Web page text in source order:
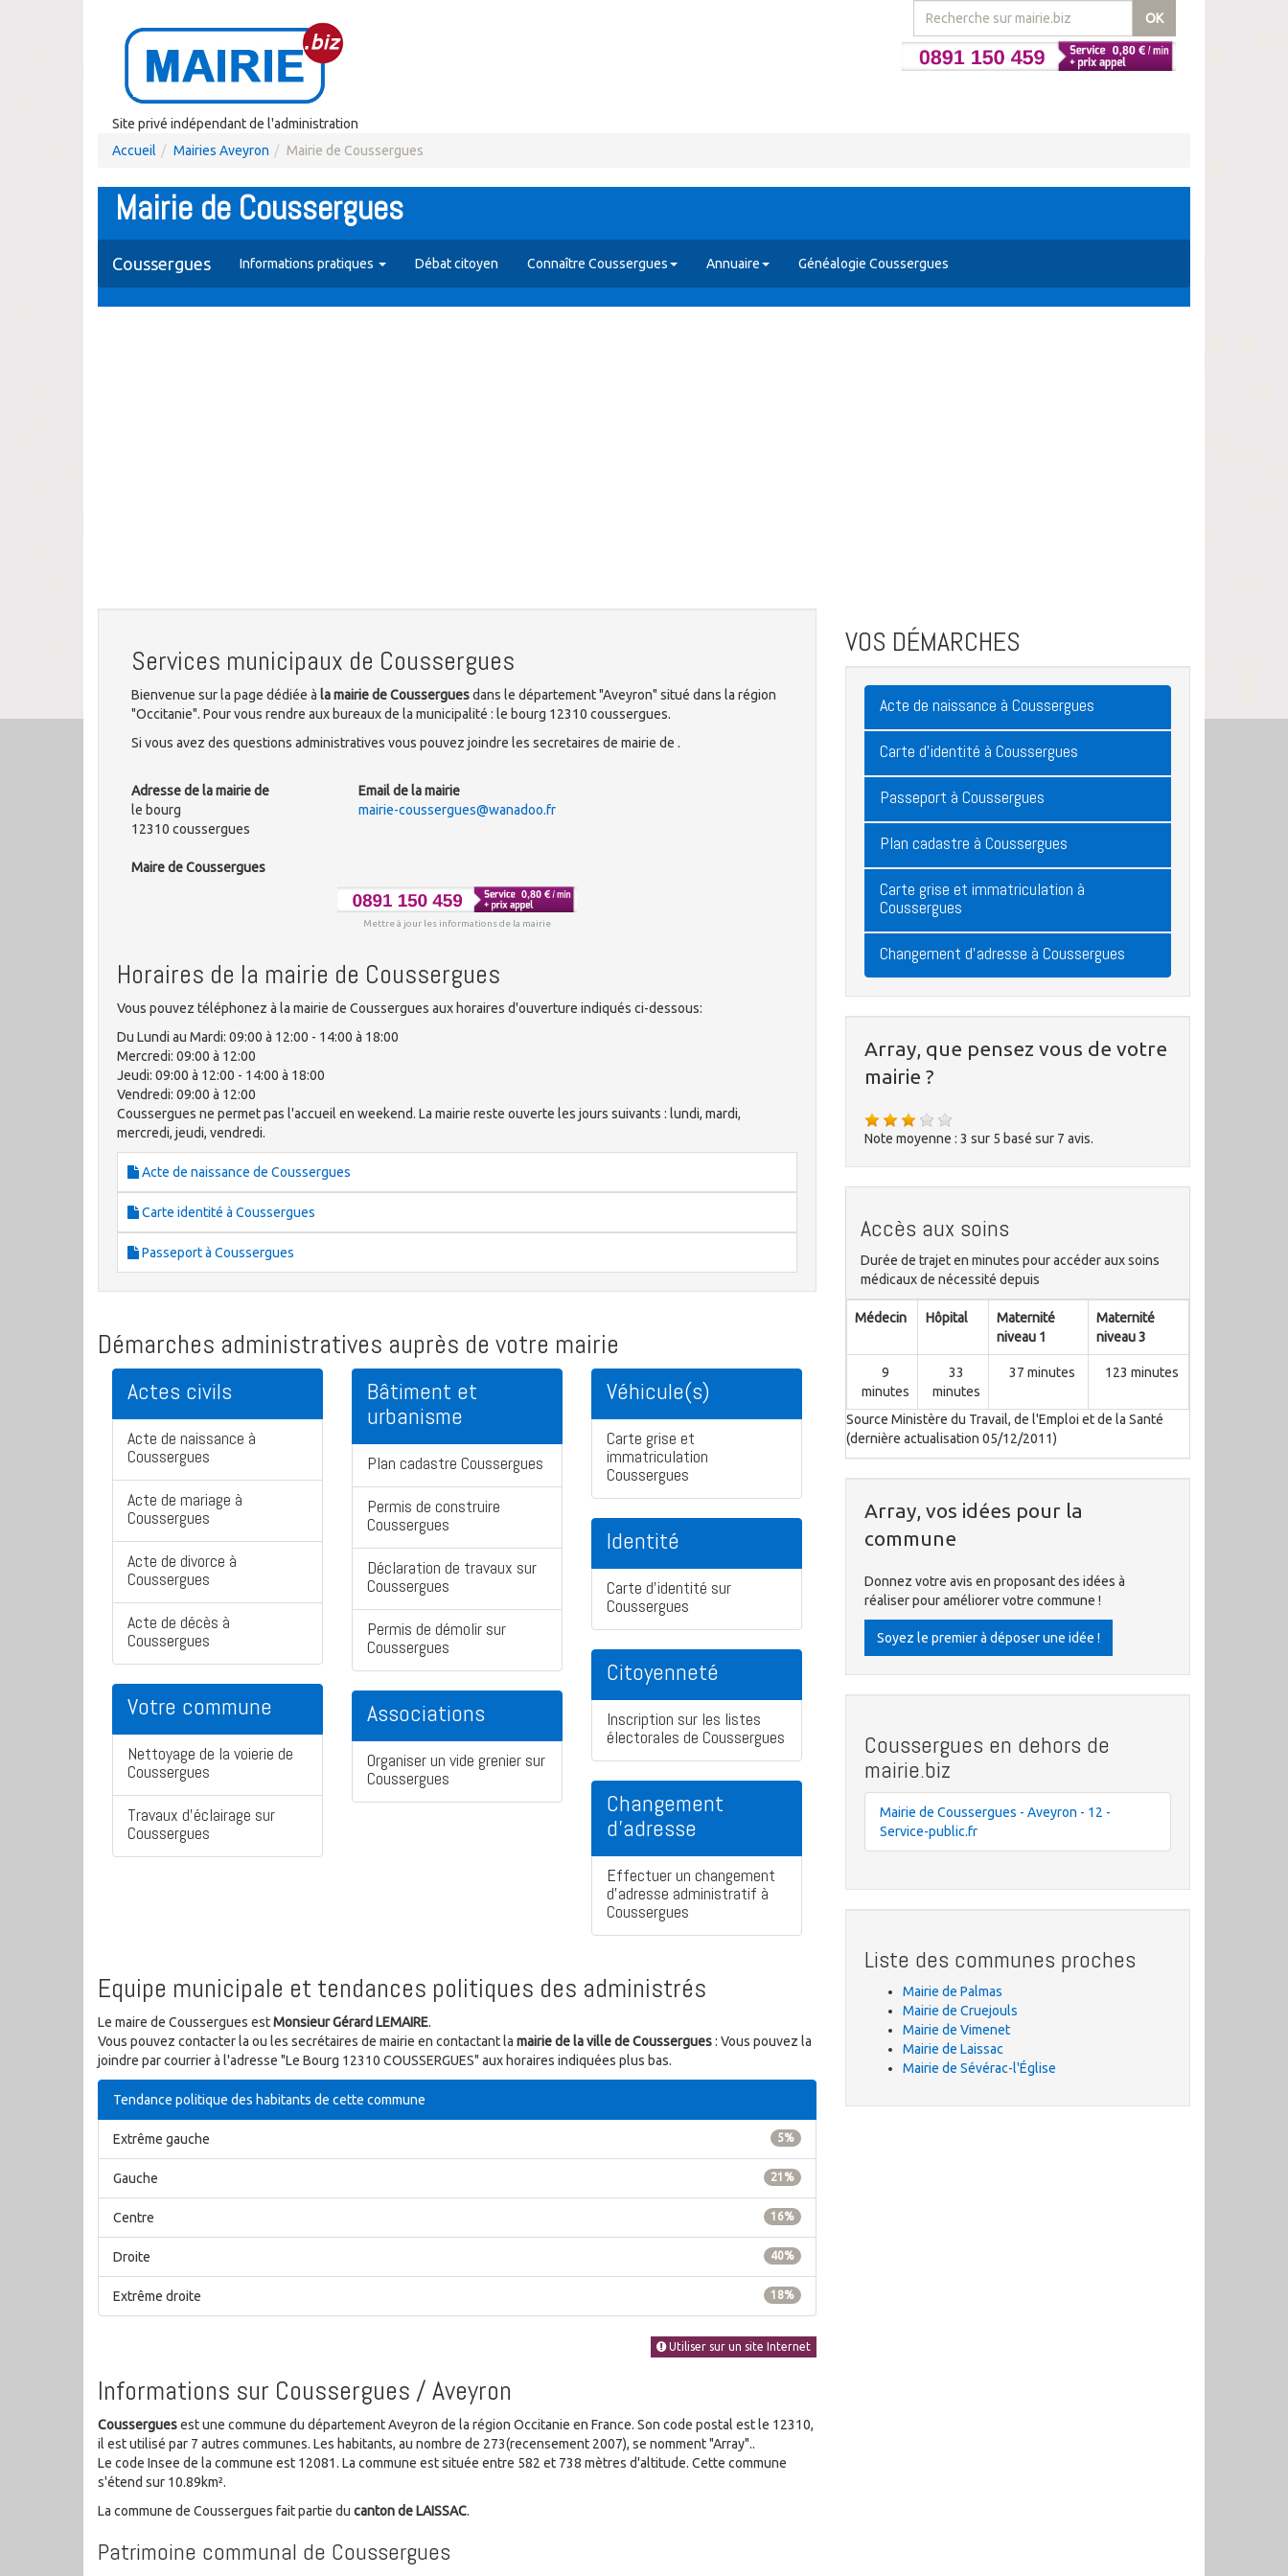
OK
Site privé indépendant de l'administration
Accueil
Mairies Aveyron Mairie de Coussergues
Mairie de Coussergues
Coussergues Informations pratiques Débat citoyen Connaître Coussergues Annuaire Généalogie Coussergues
Services municipaux de Coussergues
Bienvenue sur la page dédiée à la mairie de Cousserguesdans le département "Aveyron" situé dans la région
"Occitanie". Pour vous rendre aux bureaux de la municipalité : le bourg 12310 coussergues.
Si vous avez des questions administratives vous pouvez joindre les secretaires de mairie de .
Adresse de la mairie de
le bourg
12310 coussergues
Maire de Coussergues
Email de la mairie
mairie-coussergues@wanadoo.fr
Mettre à jour les informations de la mairie
Horaires de la mairie de Coussergues
Vous pouvez téléphonez à la mairie de Coussergues aux horaires d'ouverture indiqués ci-dessous:
Du Lundi au Mardi: 09:00 à 12:00 - 14:00 à 18:00
Mercredi: 09:00 à 12:00
Jeudi: 09:00 à 12:00 - 14:00 à 18:00
Vendredi: 09:00 à 12:00
Coussergues ne permet pas l'accueil en weekend. La mairie reste ouverte les jours suivants : lundi, mardi,
mercredi, jeudi, vendredi.
Acte de naissance de Coussergues
Carte identité à Coussergues
Passeport à Coussergues
Démarches administratives auprès de votre mairie
Actes civils
Acte de naissance à
Coussergues
Acte de mariage à
Coussergues
Acte de divorce à
Coussergues
Acte de décès à
Coussergues
Votre commune
Nettoyage de la voierie de
Coussergues
Travaux d'éclairage sur
Coussergues
Bâtiment et
urbanisme
Plan cadastre Coussergues
Permis de construire
Coussergues
Déclaration de travaux sur
Coussergues
Permis de démolir sur
Coussergues
Associations
Organiser un vide grenier sur
Coussergues
Véhicule(s)
Carte grise et
immatriculation
Coussergues
Identité
Carte d'identité sur
Coussergues
Citoyenneté
Inscription sur les listes
électorales de Coussergues
Changement
d'adresse
Effectuer un changement
d'adresse administratif à
Coussergues
Equipe municipale et tendances politiques des administrés
Le maire de Coussergues estMonsieur Gérard LEMAIRE.
Vous pouvez contacter la ou les secrétaires de mairie en contactant la mairie de la ville de Coussergues: Vous pouvez la
joindre par courrier à l'adresse "Le Bourg 12310 COUSSERGUES" aux horaires indiquées plus bas.
Tendance politique des habitants de cette commune
5%
Extrême gauche
21%
Gauche
16%
Centre
40%
Droite
18%
Extrême droite
Utiliser sur un site Internet
Informations sur Coussergues / Aveyron
Cousserguesest une commune du département Aveyron de la région Occitanie en France. Son code postal est le 12310,
il est utilisé par 7 autres communes. Les habitants, au nombre de 273(recensement 2007), se nomment "Array"..
Le code Insee de la commune est 12081. La commune est située entre 582 et 738 mètres d'altitude. Cette commune
s'étend sur 10.89km².
La commune de Coussergues fait partie du canton de LAISSAC.
Patrimoine communal de Coussergues
VOS DÉMARCHES
Acte de naissance à Coussergues
Carte d'identité à Coussergues
Passeport à Coussergues
Plan cadastre à Coussergues
Carte grise et immatriculation à
Coussergues
Changement d'adresse à Coussergues
Array, que pensez vous de votre
mairie ?
Note moyenne : 3 sur 5 basé sur 7 avis.
Accès aux soins
Durée de trajet en minutes pour accéder aux soins
médicaux de nécessité depuis
Médecin Hôpital
Maternité
niveau 1
Maternité
niveau 3
9
minutes
33
minutes
37 minutes 123 minutes
Source Ministère du Travail, de l'Emploi et de la Santé
(dernière actualisation 05/12/2011)
Array, vos idées pour la
commune
Donnez votre avis en proposant des idées à
réaliser pour améliorer votre commune !
Soyez le premier à déposer une idée !
Coussergues en dehors de
mairie.biz
Mairie de Coussergues - Aveyron - 12 -
Service-public.fr
Liste des communes proches
Mairie de Palmas
Mairie de Cruejouls
Mairie de Vimenet
Mairie de Laissac
Mairie de Sévérac-l'Église